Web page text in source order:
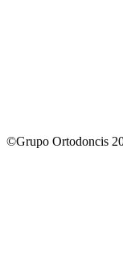
©Grupo Ortodoncis